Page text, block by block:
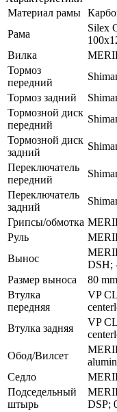
Материал рамы
Рама
Silex
Вилка
Тормоз
передний
Тормоз задний
Тормозной диск
передний
Тормозной диск
задний
Переключатель
передний
Переключатель
задний
Грипсы/обмотка
Руль
Вынос
DSH;
Размер выноса
80
Втулка
передняя
VP
Втулка задняя
VP
Обод/Вилсет
Седло
Подседельный
штырь
DSP;